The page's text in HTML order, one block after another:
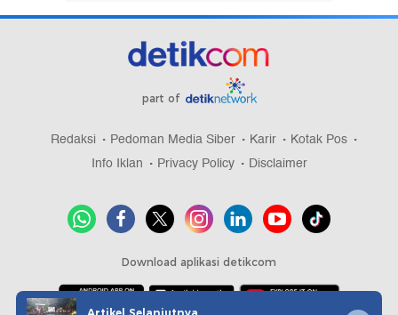
part of
Redaksi Pedoman Media Siber Karir
Kotak Pos
Info Iklan
Privacy Policy Disclaimer
Download aplikasi detikcom